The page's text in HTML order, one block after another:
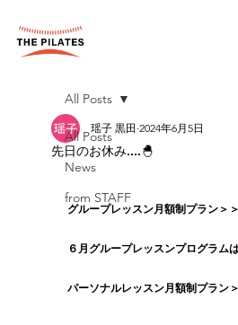
All Posts
News
from STAFF
All Posts
先日のお休み....🐣
瑶子 黒田 2024年6月5日
グループレッスン月額制プラン＞
６月グループレッスンプログラム
パーソナルレッスン月額制プラン